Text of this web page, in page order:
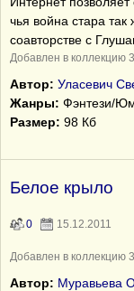
чья война стара
соавторстве с
Добавлен в коллекцию
Автор: Уласевич
Жанры: Фэнтези/
Размер: 98 Кб
Белое крыло
0 15.12.2011
Добавлен в коллекцию
Автор: Муравьева